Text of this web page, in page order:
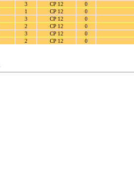
3 СР 12 0
1 СР 12 0
3 СР 12 0
2 СР 12 0
3 СР 12 0
2 СР 12 0